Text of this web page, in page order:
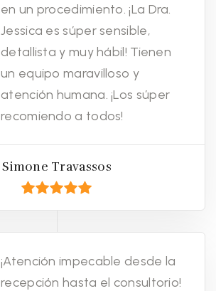
en un procedimiento. ¡La Dra.
Jessica es súper sensible,
detallista y muy hábil! Tienen
un equipo maravilloso y
atención humana. ¡Los súper
recomiendo a todos!
Simone Travassos
¡Atención impecable desde la
recepción hasta el consultorio!